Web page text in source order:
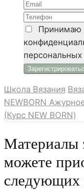
Принимаю
Школа Вязания
NEWBORN
(Курс NEW BORN)
Материалы
можете
следующих